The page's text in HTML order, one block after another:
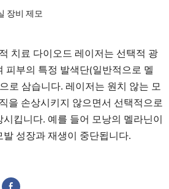
장비 제모
치료 다이오드 레이저는 선택적 광
피부의 특정 발색단(일반적으로 멜
로 삼습니다. 레이저는 원치 않는 모
을 손상시키지 않으면서 선택적으로
킵니다. 예를 들어 모낭의 멜라닌이
성장과 재생이 중단됩니다.